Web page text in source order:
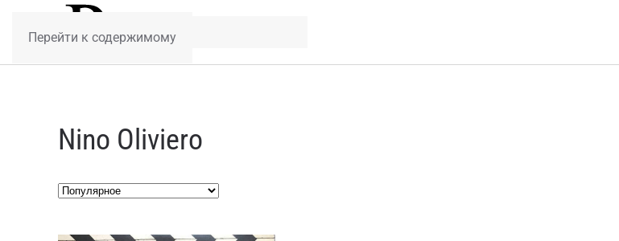
Перейти к содержимому
Nino Oliviero